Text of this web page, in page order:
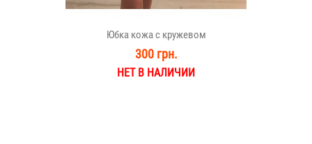
Юбка кожа с кружевом
300 грн.
НЕТ В НАЛИЧИИ